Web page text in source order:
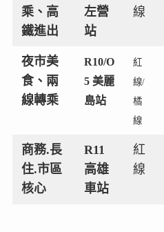
乘、高
鐵進出
左營
站
線
夜市美
食、兩
線轉乘
R10/O
5 美麗
島站
紅
線/
橘
線
商務.長
住.市區
核心
R11
高雄
車站
紅
線